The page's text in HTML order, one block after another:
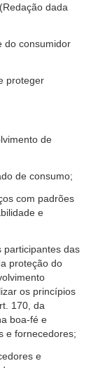
dada
do consumidor
proteger
de
de consumo;
com padrões
e
participantes das
proteção do
os princípios
170, da
boa-fé e
e fornecedores;
e